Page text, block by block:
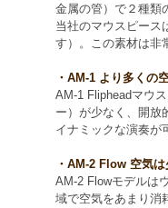
金属の管）で２種類
当社のマウスピース
す）。この素材は非
・AM-1 より多くの
AM-1 Flipheadマウ
ー）が少なく、開放
イナミックな演奏が
・AM-2 Flow 空気
AM-2 Flowモデルは
域で空気をあまり消